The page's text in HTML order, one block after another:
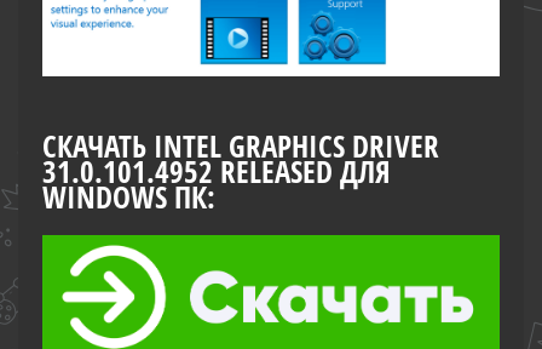
СКАЧАТЬ INTEL GRAPHICS DRIVER
31.0.101.4952 RELEASED ДЛЯ
WINDOWS ПК: